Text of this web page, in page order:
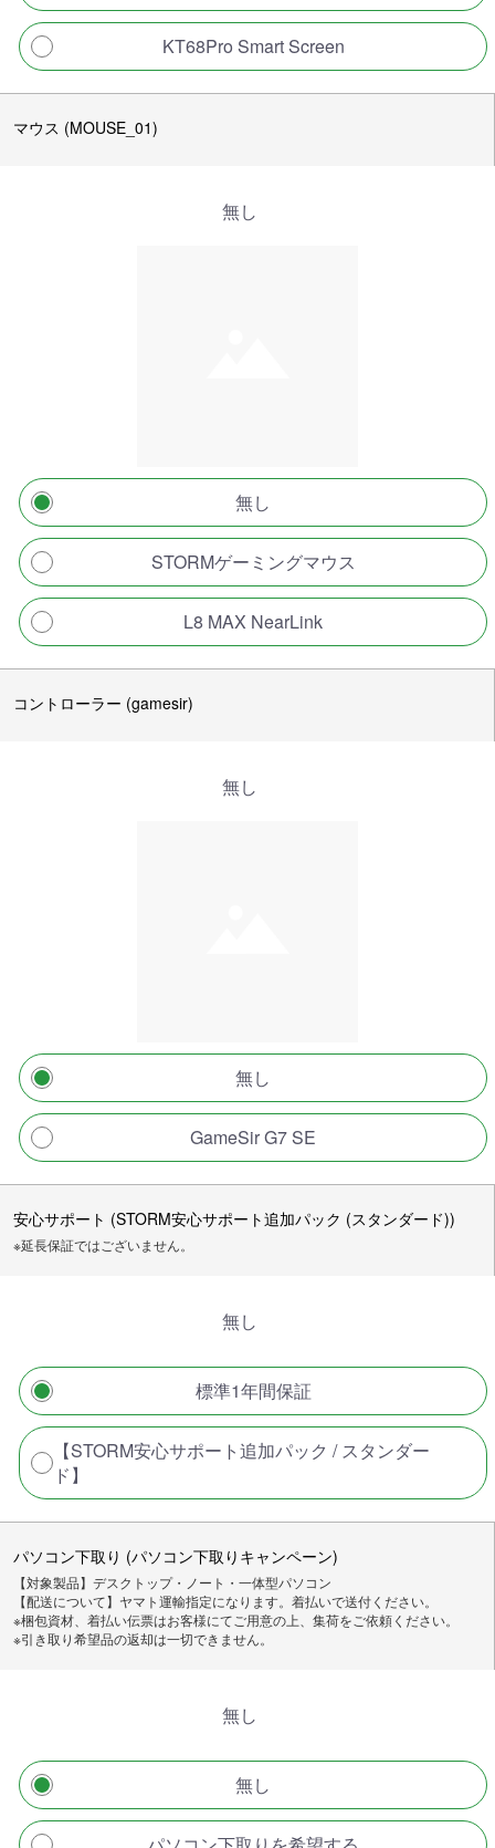
KT68Pro Smart Screen
マウス (MOUSE_01)
無し
無し
STORMゲーミングマウス
L8 MAX NearLink
コントローラー (gamesir)
無し
無し
GameSir G7 SE
安心サポート (STORM安心サポート追加パック (スタンダード))
※延長保証ではございません。
無し
標準1年間保証
【STORM安心サポート追加パック / スタンダー
ド】
パソコン下取り (パソコン下取りキャンペーン)
【対象製品】デスクトップ・ノート・一体型パソコン
【配送について】ヤマト運輸指定になります。着払いで送付ください。
※梱包資材、着払い伝票はお客様にてご用意の上、集荷をご依頼ください。
※引き取り希望品の返却は一切できません。
無し
無し